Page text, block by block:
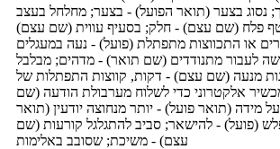
נסוג בצער (תואר הפועל) - בצער; מחלחל בעצב
פלח (שם עצם) - חלק; בסעיף עווית (שם עצם)
או התכווצות מתפתלת (פועל) - נעה במעגלים
לעבור מתנודדים (שם תואר) - מדהים; מבלבל
מנעה (שם עצם) - דקות, קווצות התפתלות של
אלקטרוני כדי לשלוח מערבולת הודעה (שם
מידה (תואר פועל) - יותר מנחוצה יודעין (תואר
(פועל) - להישאר; סביב להתגלגל קורעות (שם
עצם) - משיכת; שסובב באלימות